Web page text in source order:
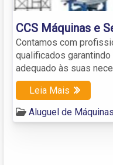
CCS Máquinas e
Contamos com
qualificados
adequado às suas
Leia Mais
Aluguel de